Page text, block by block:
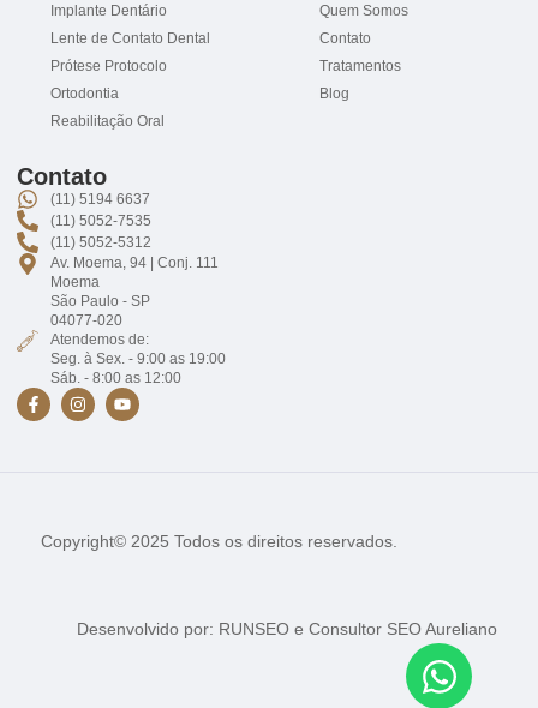
Implante Dentário
Lente de Contato Dental
Prótese Protocolo
Ortodontia
Reabilitação Oral
Quem Somos
Contato
Tratamentos
Blog
Contato
(11) 5194 6637
(11) 5052-7535
(11) 5052-5312
Av. Moema, 94 | Conj. 111
Moema
São Paulo - SP
04077-020
Atendemos de:
Seg. à Sex. - 9:00 as 19:00
Sáb. - 8:00 as 12:00
Copyright© 2025 Todos os direitos reservados.
Desenvolvido por: RUNSEO e Consultor SEO Aureliano